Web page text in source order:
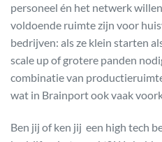
personeel én het netwerk
voldoende ruimte zijn voor
bedrijven: als ze klein starten
scale up of grotere panden
combinatie van
wat in Brainport ook vaak
Ben jij of ken jij een high tech